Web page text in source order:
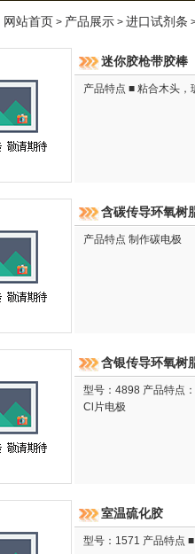
网站首页 > 产品展示 > 进口试剂条
迷你胶枪带胶棒
产品特点 ■ 粘合木头
含碳传导环氧树
产品特点 制作碳电极
含银传导环氧树
型号：4898 产品特点
Cl片电极
室温硫化胶
型号：1571 产品特点